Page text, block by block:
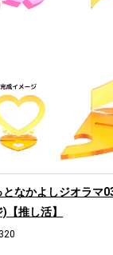
となかよしジオラマ
【推し活】